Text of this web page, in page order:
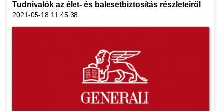
Tudnivalók az élet- és balesetbiztosítás részleteiről
2021-05-18 11:45:38